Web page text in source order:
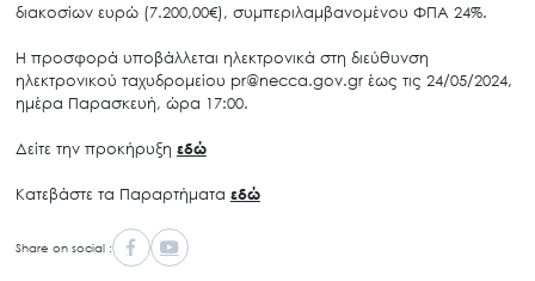
διακοσίων ευρώ (7.200,00€), συμπεριλαμβανομένου ΦΠΑ 24%.
Η προσφορά υποβάλλεται ηλεκτρονικά στη διεύθυνση
ηλεκτρονικού ταχυδρομείου pr@necca.gov.gr έως τις 24/05/2024,
ημέρα Παρασκευή, ώρα 17:00.
Δείτε την προκήρυξη εδώ
Κατεβάστε τα Παραρτήματα εδώ
Share on social :